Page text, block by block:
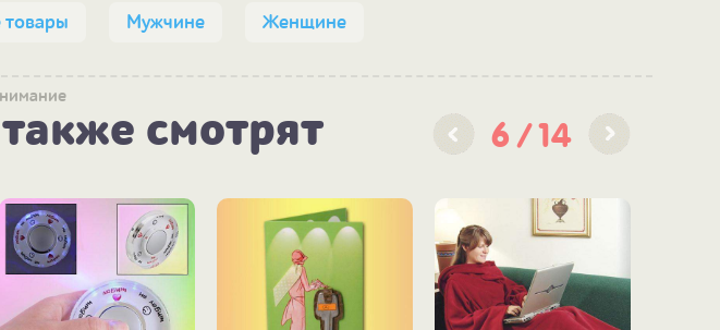
Мужчине Женщине
смотрят 6 14